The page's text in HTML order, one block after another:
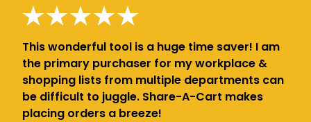
This wonderful tool is a huge time saver! I am
the primary purchaser for my workplace &
shopping lists from multiple departments can
be difficult to juggle. Share-A-Cart makes
placing orders a breeze!